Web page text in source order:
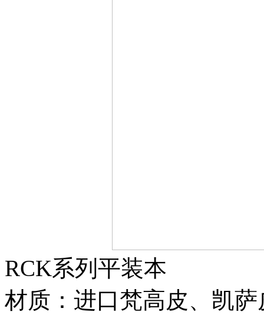
RCK系列平装本
材质：进口梵高皮、凯